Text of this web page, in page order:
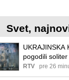
Svet,
UKRAJINSKA
pogodili soliter
balistički udari
Pavlograd;
RTV pre 26